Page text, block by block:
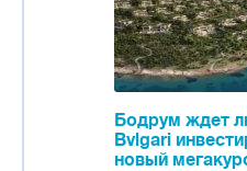
Бодрум ждет
Bvlgari
новый